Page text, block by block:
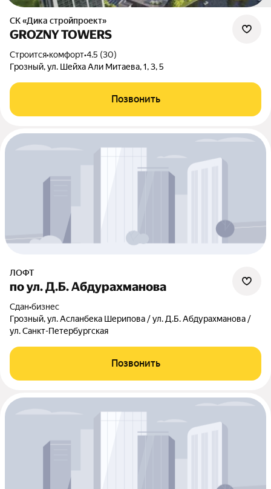
СК «Дика стройпроект»
GROZNY TOWERS
Строится•комфорт•4.5 (30)
Грозный, ул. Шейха Али Митаева, 1, 3, 5
Позвонить
ЛОФТ
по ул. Д.Б. Абдурахманова
Сдан•бизнес
Грозный, ул. Асланбека Шерипова / ул. Д.Б. Абдурахманова /
ул. Санкт-Петербургская
Позвонить